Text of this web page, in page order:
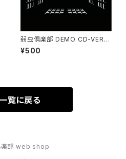
弱虫倶楽部 DEMO CD-VERSI
ON 6
¥500
覧に戻る
部 web shop